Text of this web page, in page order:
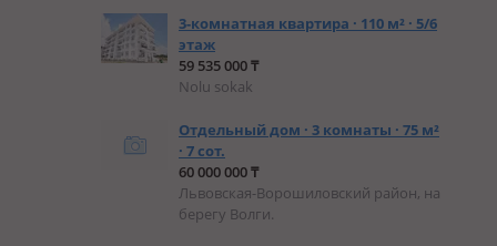
3-комнатная квартира · 110 м² · 5/6
этаж
59 535 000 ₸
Nolu sokak
Отдельный дом · 3 комнаты · 75 м²
· 7 сот.
60 000 000 ₸
Львовская-Ворошиловский район, на
берегу Волги.